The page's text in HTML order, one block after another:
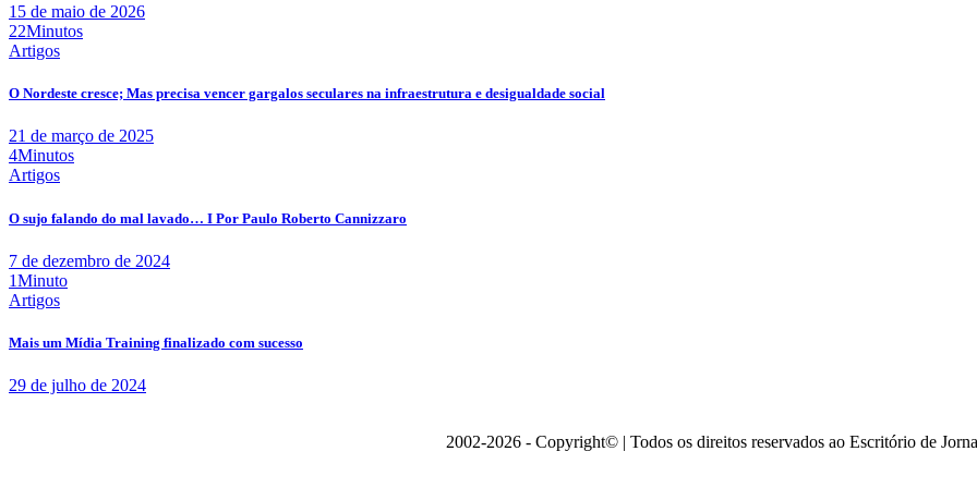
15 de maio de 2026
22Minutos
Artigos
O Nordeste cresce; Mas precisa vencer gargalos seculares na infraestrutura e desigualdade social
21 de março de 2025
4Minutos
Artigos
O sujo falando do mal lavado… I Por Paulo Roberto Cannizzaro
7 de dezembro de 2024
1Minuto
Artigos
Mais um Mídia Training finalizado com sucesso
29 de julho de 2024
2002-2026 - Copyright© | Todos os direitos reservados ao Escritório de